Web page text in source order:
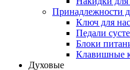
Принадлежности
Ключ для
Педали
Блоки
Клавишные
Духовые